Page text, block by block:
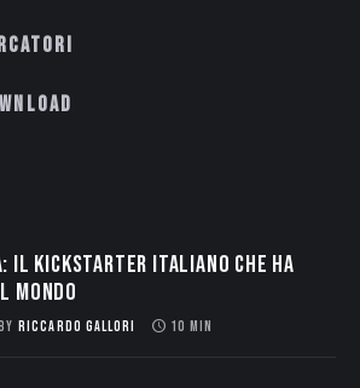
il Kickstarter italiano che ha
mondo
RICCARDO GALLORI 10 MIN